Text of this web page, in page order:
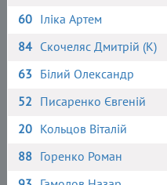
60 Іліка Артем
84 Скочеляс Дмитрій (К)
63 Білий Олександр
52 Писаренко Євгеній
20 Кольцов Віталій
88 Горенко Роман